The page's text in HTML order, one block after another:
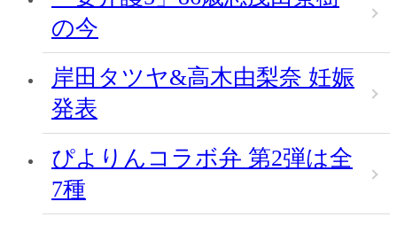
の今
岸田タツヤ&高木由梨奈 妊娠
発表
ぴよりんコラボ弁 第2弾は全
7種